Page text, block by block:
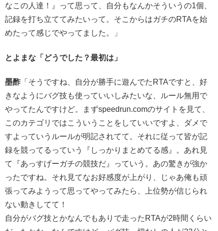
なこの人達！』って思って、自分もなんかそういうの1個、
記録を打ち立ててみたいって。そこからはガチのRTAを始
めたって感じでやってました。」
とよまな「どうでした？最初は」
墨酢「そうですね、自分が勝手に遊んでたRTAですと、好
きなようにバグ技も使っていいしみたいな、ルール無用で
やってたんですけど。まずspeedrun.comのサイトを見て、
このカテゴリではこういうことをしていいですよ、ダメで
すよっていうルールが明記されてて。それに従って皆が記
録を競ってるっていう『しっかりまとめてる感』。あれ見
て『あっすげーガチの競技だ』っていう。あの驚きが強か
ったですね。それ見てなお好感度が上がり、じゃあ俺も頑
張ってみようって思ってやってみたら、上位勢が信じられ
ない動きしてて！
自分がバグ技とかなんでもありで走ったRTAが2時間くらい